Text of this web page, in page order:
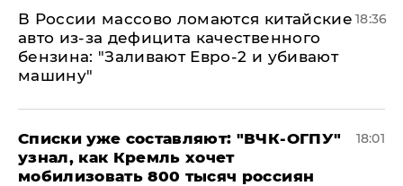
В России массово ломаются китайские
авто из-за дефицита качественного
бензина: "Заливают Евро-2 и убивают
машину"
18:36
Списки уже составляют: "ВЧК-ОГПУ"
узнал, как Кремль хочет
мобилизовать 800 тысяч россиян
18:01